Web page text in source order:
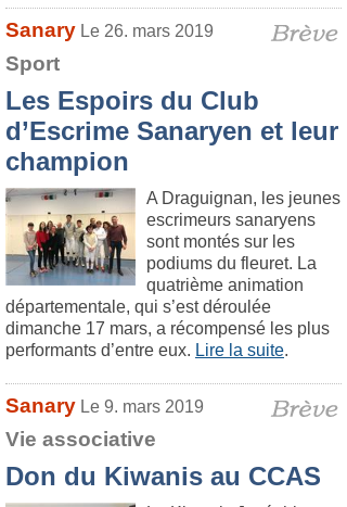
Sanary Le 26. mars 2019
Sport
Les Espoirs du Club
d’Escrime Sanaryen et leur
champion
A Draguignan, les jeunes
escrimeurs sanaryens
sont montés sur les
podiums du fleuret. La
quatrième animation
départementale, qui s’est déroulée
dimanche 17 mars, a récompensé les plus
performants d’entre eux. Lire la suite.
Sanary Le 9. mars 2019
Vie associative
Don du Kiwanis au CCAS